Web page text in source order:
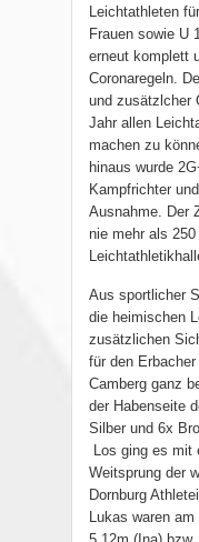
Leichtathleten
Frauen sowie U
erneut komplett
Coronaregeln.
und zusätzlcher
Jahr allen
machen zu
hinaus wurde
Kampfrichter
Ausnahme. Der
nie mehr als
Aus sportlicher
die heimischen
zusätzlichen
für den
Camberg ganz
der Habenseite
Silber und 6x
Los ging es mit
Weitsprung der
Dornburg
Lukas waren